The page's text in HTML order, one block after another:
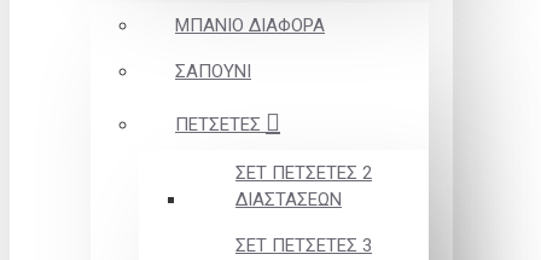
ΜΠΑΝΙΟ ΔΙΑΦΟΡΑ
ΣΑΠΟΥΝΙ
ΠΕΤΣΕΤΕΣ
ΣΕΤ ΠΕΤΣΕΤΕΣ 2
ΔΙΑΣΤΑΣΕΩΝ
ΣΕΤ ΠΕΤΣΕΤΕΣ 3